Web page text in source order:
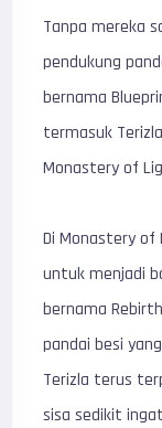
Tanpa mereka
pendukung
bernama
termasuk
Monastery of
Di Monastery of
untuk menjadi
bernama
pandai besi
Terizla terus
sisa sedikit